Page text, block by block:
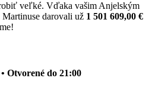
veľké. Vďaka vašim Anjelským
darovali už 1 501 609,00 €
• Otvorené do 21:00